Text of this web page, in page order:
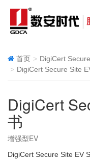
首页
DigiCert
DigiCert Secure Site
DigiCert
书
增强型EV
DigiCert Secure Site EV